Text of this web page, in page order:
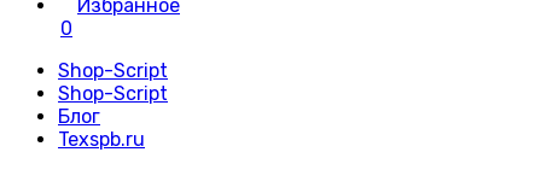
Избранное
0
Shop-Script
Shop-Script
Блог
Texspb.ru